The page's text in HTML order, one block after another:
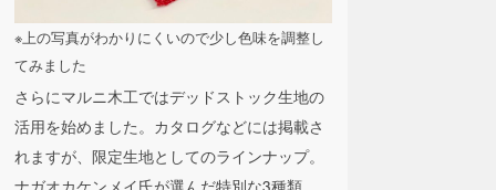
※上の写真がわかりにくいので少し色味を調整し
てみました
さらにマルニ木工ではデッドストック生地の
活用を始めました。カタログなどには掲載さ
れますが、限定生地としてのラインナップ。